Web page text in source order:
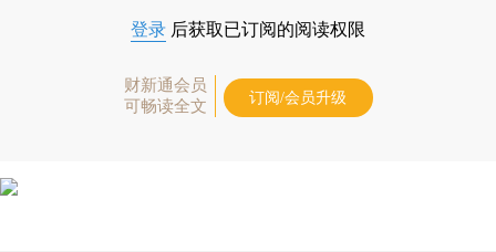
登录 后获取已订阅的阅读权限
财新通会员
可畅读全文
订阅/会员升级